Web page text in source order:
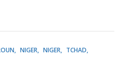
NIGER NIGER
TCHAD